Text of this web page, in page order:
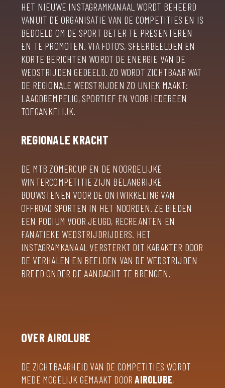
HET NIEUWE INSTAGRAMKANAAL WORDT BEHEERD
VANUIT DE ORGANISATIE VAN DE COMPETITIES EN IS
BEDOELD OM DE SPORT BETER TE PRESENTEREN
EN TE PROMOTEN. VIA FOTO’S, SFEERBEELDEN EN
KORTE BERICHTEN WORDT DE ENERGIE VAN DE
WEDSTRIJDEN GEDEELD. ZO WORDT ZICHTBAAR WAT
DE REGIONALE WEDSTRIJDEN ZO UNIEK MAAKT:
LAAGDREMPELIG, SPORTIEF EN VOOR IEDEREEN
TOEGANKELIJK.
REGIONALE KRACHT
DE MTB ZOMERCUP EN DE NOORDELIJKE
WINTERCOMPETITIE ZIJN BELANGRIJKE
BOUWSTENEN VOOR DE ONTWIKKELING VAN
OFFROAD SPORTEN IN HET NOORDEN. ZE BIEDEN
EEN PODIUM VOOR JEUGD, RECREANTEN EN
FANATIEKE WEDSTRIJDRIJDERS. HET
INSTAGRAMKANAAL VERSTERKT DIT KARAKTER DOOR
DE VERHALEN EN BEELDEN VAN DE WEDSTRIJDEN
BREED ONDER DE AANDACHT TE BRENGEN.
OVER AIROLUBE
DE ZICHTBAARHEID VAN DE COMPETITIES WORDT
MEDE MOGELIJK GEMAAKT DOORAIROLUBE,